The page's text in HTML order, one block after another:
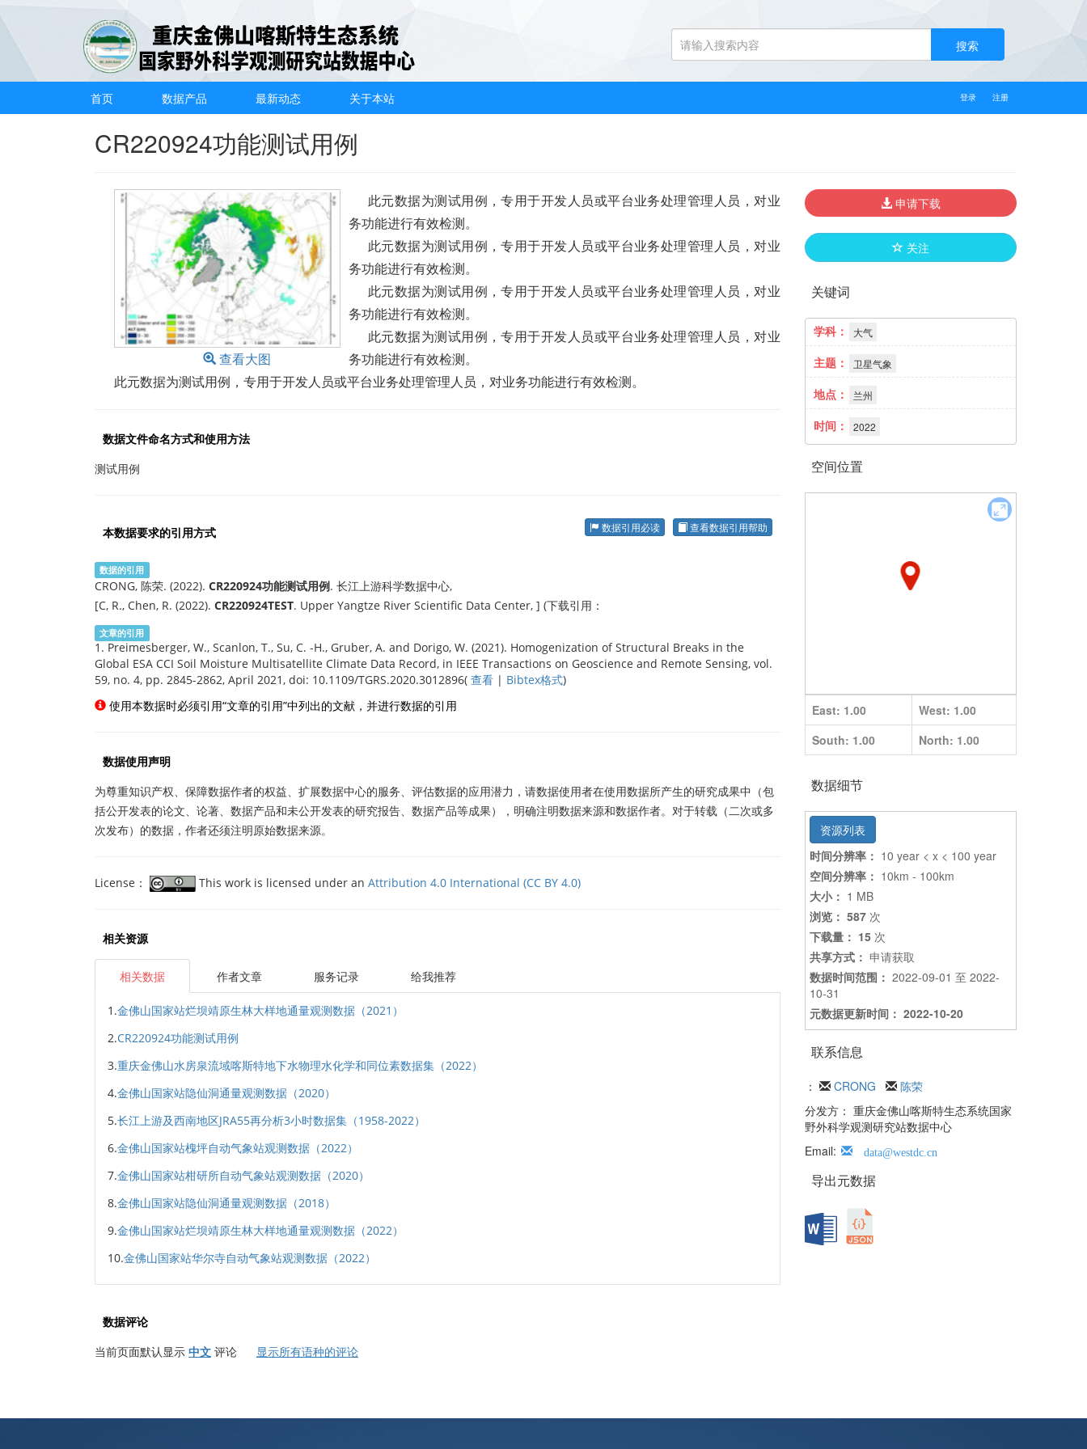
搜索
首页 数据产品 最新动态 关于本站 注册
登录
CR220924功能测试用例
查看大图
此元数据为测试用例，专用于开发人员或平台业务处理管理人员，对业
务功能进行有效检测。
此元数据为测试用例，专用于开发人员或平台业务处理管理人员，对业
务功能进行有效检测。
此元数据为测试用例，专用于开发人员或平台业务处理管理人员，对业
务功能进行有效检测。
此元数据为测试用例，专用于开发人员或平台业务处理管理人员，对业
务功能进行有效检测。
此元数据为测试用例，专用于开发人员或平台业务处理管理人员，对业务功能进行有效检测。
数据文件命名方式和使用方法
测试用例
本数据要求的引用方式 查看数据引用帮助
数据引用必读
数据的引用
CRONG, 陈荣. (2022). CR220924功能测试用例. 长江上游科学数据中心,
[C, R., Chen, R. (2022). CR220924TEST. Upper Yangtze River Scientific Data Center, ] (下载引用：
文章的引用
1. Preimesberger, W., Scanlon, T., Su, C. -H., Gruber, A. and Dorigo, W. (2021). Homogenization of Structural Breaks in the
Global ESA CCI Soil Moisture Multisatellite Climate Data Record, in IEEE Transactions on Geoscience and Remote Sensing, vol.
59, no. 4, pp. 2845-2862, April 2021, doi: 10.1109/TGRS.2020.3012896( 查看 | Bibtex格式)
使用本数据时必须引用“文章的引用”中列出的文献，并进行数据的引用
数据使用声明
为尊重知识产权、保障数据作者的权益、扩展数据中心的服务、评估数据的应用潜力，请数据使用者在使用数据所产生的研究成果中（包
括公开发表的论文、论著、数据产品和未公开发表的研究报告、数据产品等成果），明确注明数据来源和数据作者。对于转载（二次或多
次发布）的数据，作者还须注明原始数据来源。
License： This work is licensed under anAttribution 4.0 International (CC BY 4.0)
相关资源
相关数据 作者文章 服务记录 给我推荐
1.金佛山国家站烂坝靖原生林大样地通量观测数据（2021）
2.CR220924功能测试用例
3.重庆金佛山水房泉流域喀斯特地下水物理水化学和同位素数据集（2022）
4.金佛山国家站隐仙洞通量观测数据（2020）
5.长江上游及西南地区JRA55再分析3小时数据集（1958-2022）
6.金佛山国家站槐坪自动气象站观测数据（2022）
7.金佛山国家站柑研所自动气象站观测数据（2020）
8.金佛山国家站隐仙洞通量观测数据（2018）
9.金佛山国家站烂坝靖原生林大样地通量观测数据（2022）
10.金佛山国家站华尔寺自动气象站观测数据（2022）
数据评论
当前页面默认显示 中文 评论 显示所有语种的评论
申请下载
关注
关键词
学科： 大气
主题： 卫星气象
地点： 兰州
时间： 2022
空间位置
全
屏
East: 1.00
West: 1.00
South: 1.00
North: 1.00
数据细节
资源列表
时间分辨率： 10 year < x < 100 year
空间分辨率： 10km - 100km
大小： 1 MB
浏览： 587次
下载量： 15次
共享方式： 申请获取
数据时间范围： 2022-09-01 至 2022-
10-31
元数据更新时间： 2022-10-20
联系信息
： CRONG
陈荣
分发方： 重庆金佛山喀斯特生态系统国家
野外科学观测研究站数据中心
Email:
data@westdc.cn
导出元数据